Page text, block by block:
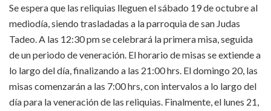
Se espera que las reliquias lleguen el sábado 19 de octubre al
mediodía, siendo trasladadas a la parroquia de san Judas
Tadeo. A las 12:30 pm se celebrará la primera misa, seguida
de un periodo de veneración. El horario de misas se extiende a
lo largo del día, finalizando a las 21:00 hrs. El domingo 20, las
misas comenzarán a las 7:00 hrs, con intervalos a lo largo del
día para la veneración de las reliquias. Finalmente, el lunes 21,